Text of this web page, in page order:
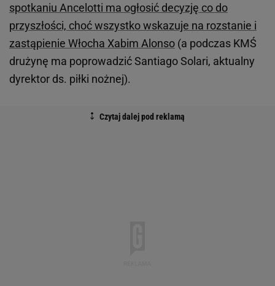
spotkaniu Ancelotti ma ogłosić decyzję co do
przyszłości, choć wszystko wskazuje na rozstanie i
zastąpienie Włocha Xabim Alonso (a podczas KMŚ
drużynę ma poprowadzić Santiago Solari, aktualny
dyrektor ds. piłki nożnej).